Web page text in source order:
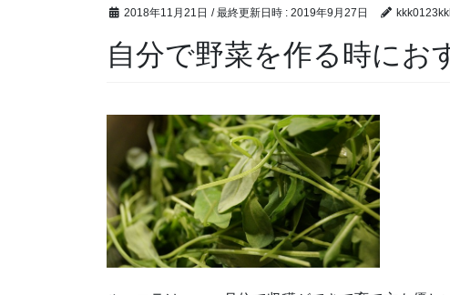
2018年11月21日 / 最終更新日時 : 2019年9月27日
自分で野菜を作る時にお